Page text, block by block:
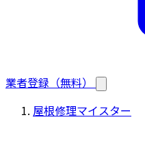
業者登録（無料）
屋根修理マイスター